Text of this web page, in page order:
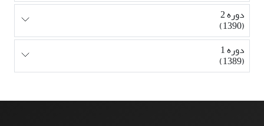
دوره 2
(1390)
دوره 1
(1389)